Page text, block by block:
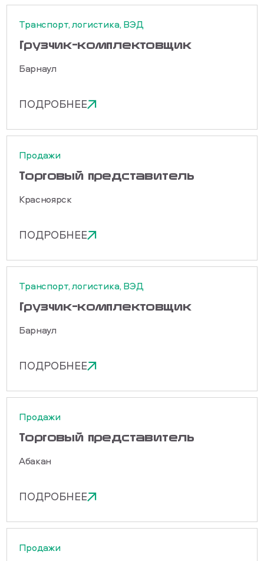
Транспорт, логистика, ВЭД
Грузчик-комплектовщик
Барнаул
ПОДРОБНЕЕ
Продажи
Торговый представитель
Красноярск
ПОДРОБНЕЕ
Транспорт, логистика, ВЭД
Грузчик-комплектовщик
Барнаул
ПОДРОБНЕЕ
Продажи
Торговый представитель
Абакан
ПОДРОБНЕЕ
Продажи